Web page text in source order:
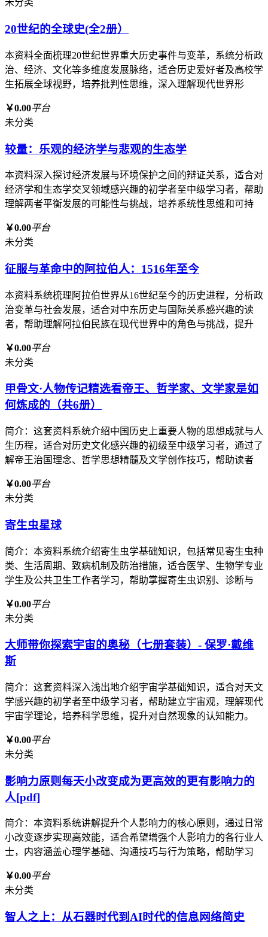
未分类
20世纪的全球史(全2册）
本资料全面梳理20世纪世界重大历史事件与变革，系统分析政
治、经济、文化等多维度发展脉络，适合历史爱好者及高校学
生拓展全球视野，培养批判性思维，深入理解现代世界形
￥0.00平台
未分类
较量：乐观的经济学与悲观的生态学
本资料深入探讨经济发展与环境保护之间的辩证关系，适合对
经济学和生态学交叉领域感兴趣的初学者至中级学习者，帮助
理解两者平衡发展的可能性与挑战，培养系统性思维和可持
￥0.00平台
未分类
征服与革命中的阿拉伯人：1516年至今
本资料系统梳理阿拉伯世界从16世纪至今的历史进程，分析政
治变革与社会发展，适合对中东历史与国际关系感兴趣的读
者，帮助理解阿拉伯民族在现代世界中的角色与挑战，提升
￥0.00平台
未分类
甲骨文·人物传记精选看帝王、哲学家、文学家是如
何炼成的（共6册）
简介：这套资料系统介绍中国历史上重要人物的思想成就与人
生历程，适合对历史文化感兴趣的初级至中级学习者，通过了
解帝王治国理念、哲学思想精髓及文学创作技巧，帮助读者
￥0.00平台
未分类
寄生虫星球
简介：本资料系统介绍寄生虫学基础知识，包括常见寄生虫种
类、生活周期、致病机制及防治措施，适合医学、生物学专业
学生及公共卫生工作者学习，帮助掌握寄生虫识别、诊断与
￥0.00平台
未分类
大师带你探索宇宙的奥秘（七册套装）- 保罗·戴维
斯
简介：这套资料深入浅出地介绍宇宙学基础知识，适合对天文
学感兴趣的初学者至中级学习者，帮助建立宇宙观，理解现代
宇宙学理论，培养科学思维，提升对自然现象的认知能力。
￥0.00平台
未分类
影响力原则每天小改变成为更高效的更有影响力的
人[pdf]
简介：本资料系统讲解提升个人影响力的核心原则，通过日常
小改变逐步实现高效能，适合希望增强个人影响力的各行业人
士，内容涵盖心理学基础、沟通技巧与行为策略，帮助学习
￥0.00平台
未分类
智人之上：从石器时代到AI时代的信息网络简史